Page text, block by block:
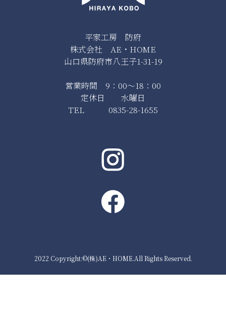
平家工房 防府
株式会社 AE・HOME
山口県防府市八王子1-31-19
営業時間 9：00～18：00
定休日 水曜日
TEL 0835-28-1655
2022 Copyright:©(株)AE・HOME.All Rights Reserved.